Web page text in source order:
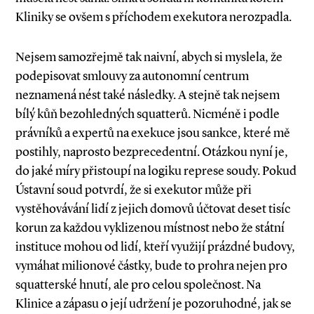
Kliniky se ovšem s příchodem exekutora nerozpadla.
Nejsem samozřejmě tak naivní, abych si myslela, že
podepisovat smlouvy za autonomní centrum
neznamená nést také následky. A stejně tak nejsem
bílý kůň bezohledných squatterů. Nicméně i podle
právníků a expertů na exekuce jsou sankce, které mě
postihly, naprosto bezprecedentní. Otázkou nyní je,
do jaké míry přistoupí na logiku represe soudy. Pokud
Ústavní soud potvrdí, že si exekutor může při
vystěhovávání lidí z jejich domovů účtovat deset tisíc
korun za každou vyklizenou místnost nebo že státní
instituce mohou od lidí, kteří využijí prázdné budovy,
vymáhat milionové částky, bude to prohra nejen pro
squatterské hnutí, ale pro celou společnost. Na
Klinice a zápasu o její udržení je pozoruhodné, jak se